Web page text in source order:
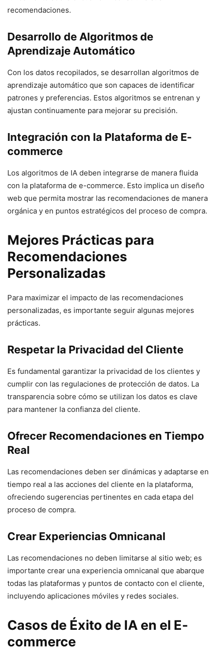
recomendaciones.
Desarrollo de Algoritmos de
Aprendizaje Automático
Con los datos recopilados, se desarrollan algoritmos de
aprendizaje automático que son capaces de identificar
patrones y preferencias. Estos algoritmos se entrenan y
ajustan continuamente para mejorar su precisión.
Integración con la Plataforma de E-
commerce
Los algoritmos de IA deben integrarse de manera fluida
con la plataforma de e-commerce. Esto implica un diseño
web que permita mostrar las recomendaciones de manera
orgánica y en puntos estratégicos del proceso de compra.
Mejores Prácticas para
Recomendaciones
Personalizadas
Para maximizar el impacto de las recomendaciones
personalizadas, es importante seguir algunas mejores
prácticas.
Respetar la Privacidad del Cliente
Es fundamental garantizar la privacidad de los clientes y
cumplir con las regulaciones de protección de datos. La
transparencia sobre cómo se utilizan los datos es clave
para mantener la confianza del cliente.
Ofrecer Recomendaciones en Tiempo
Real
Las recomendaciones deben ser dinámicas y adaptarse en
tiempo real a las acciones del cliente en la plataforma,
ofreciendo sugerencias pertinentes en cada etapa del
proceso de compra.
Crear Experiencias Omnicanal
Las recomendaciones no deben limitarse al sitio web; es
importante crear una experiencia omnicanal que abarque
todas las plataformas y puntos de contacto con el cliente,
incluyendo aplicaciones móviles y redes sociales.
Casos de Éxito de IA en el E-
commerce